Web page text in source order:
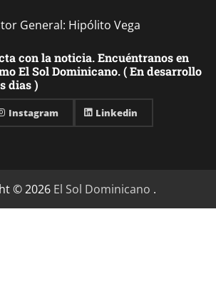
General: Hipólito Vega
con la noticia. Encuéntranos en
El Sol Dominicano. ( En desarrollo
dias )
Instagram Linkedin
© 2026 El Sol Dominicano .